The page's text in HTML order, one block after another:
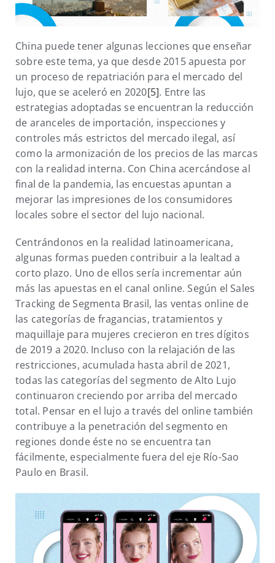
China puede tener algunas lecciones que enseñar
sobre este tema, ya que desde 2015 apuesta por
un proceso de repatriación para el mercado del
lujo, que se aceleró en 2020[5]. Entre las
estrategias adoptadas se encuentran la reducción
de aranceles de importación, inspecciones y
controles más estrictos del mercado ilegal, así
como la armonización de los precios de las marcas
con la realidad interna. Con China acercándose al
final de la pandemia, las encuestas apuntan a
mejorar las impresiones de los consumidores
locales sobre el sector del lujo nacional.
Centrándonos en la realidad latinoamericana,
algunas formas pueden contribuir a la lealtad a
corto plazo. Uno de ellos sería incrementar aún
más las apuestas en el canal online. Según el Sales
Tracking de Segmenta Brasil, las ventas online de
las categorías de fragancias, tratamientos y
maquillaje para mujeres crecieron en tres dígitos
de 2019 a 2020. Incluso con la relajación de las
restricciones, acumulada hasta abril de 2021,
todas las categorías del segmento de Alto Lujo
continuaron creciendo por arriba del mercado
total. Pensar en el lujo a través del online también
contribuye a la penetración del segmento en
regiones donde éste no se encuentra tan
fácilmente, especialmente fuera del eje Río-Sao
Paulo en Brasil.